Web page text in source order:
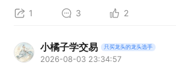
1 3 2
小橘子学交易 只买龙头的龙头选手
2026-08-03 23:34:57